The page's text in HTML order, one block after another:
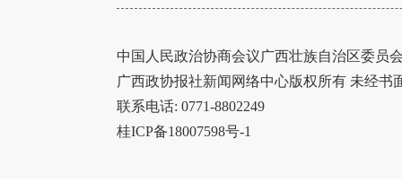
中国人民政治协商会议广西壮族自治区委员
广西政协报社新闻网络中心版权所有 未经书
联系电话: 0771-8802249
桂ICP备18007598号-1